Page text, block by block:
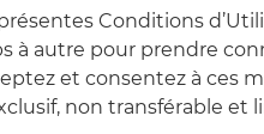
Conditions
autre pour prendre
et consentez à ces
non transférable et